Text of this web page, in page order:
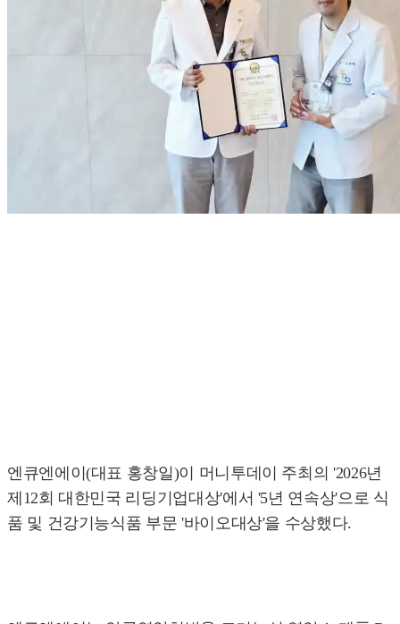
엔큐엔에이(대표 홍창일)이 머니투데이 주최의 '2026년
제12회 대한민국 리딩기업대상'에서 '5년 연속상'으로 식
품 및 건강기능식품 부문 '바이오대상'을 수상했다.